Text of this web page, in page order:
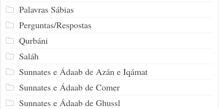
Palavras Sábias
Perguntas/Respostas
Qurbáni
Saláh
Sunnates e Ádaab de Azán e Iqámat
Sunnates e Ádaab de Comer
Sunnates e Ádaab de Ghussl